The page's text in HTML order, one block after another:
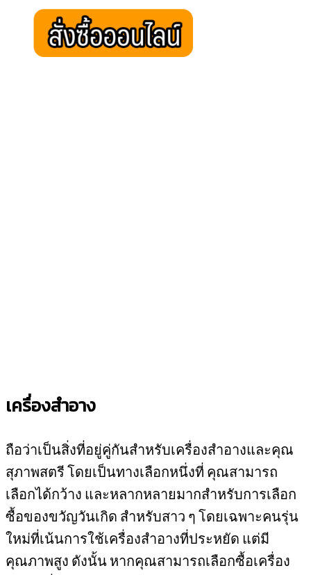
เครื่องสำอาง
ถือว่าเป็นสิ่งที่อยู่คู่กันสำหรับเครื่องสำอางและคุณ
สุภาพสตรี โดยเป็นทางเลือกหนึ่งที่ คุณสามารถ
เลือกได้กว้าง และหลากหลายมากสำหรับการเลือก
ซื้อของขวัญวันเกิด สำหรับสาว ๆ โดยเฉพาะคนรุ่น
ใหม่ที่เน้นการใช้เครื่องสำอางที่ประหยัด แต่มี
คุณภาพสูง ดังนั้น หากคุณสามารถเลือกซื้อเครื่อง